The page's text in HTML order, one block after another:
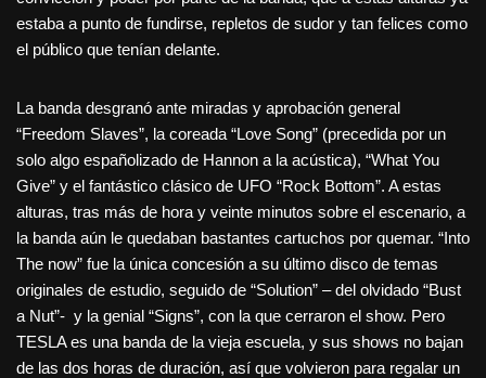
estaba a punto de fundirse, repletos de sudor y tan felices como
el público que tenían delante.
La banda desgranó ante miradas y aprobación general
“Freedom Slaves”, la coreada “Love Song” (precedida por un
solo algo españolizado de Hannon a la acústica), “What You
Give” y el fantástico clásico de UFO “Rock Bottom”. A estas
alturas, tras más de hora y veinte minutos sobre el escenario, a
la banda aún le quedaban bastantes cartuchos por quemar. “Into
The now” fue la única concesión a su último disco de temas
originales de estudio, seguido de “Solution” – del olvidado “Bust
a Nut”- y la genial “Signs”, con la que cerraron el show. Pero
TESLA es una banda de la vieja escuela, y sus shows no bajan
de las dos horas de duración, así que volvieron para regalar un